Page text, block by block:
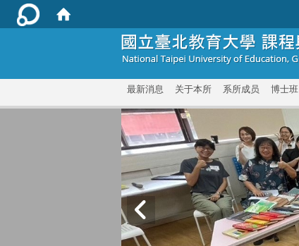
最新消息 关于本所 系所成员 博士班